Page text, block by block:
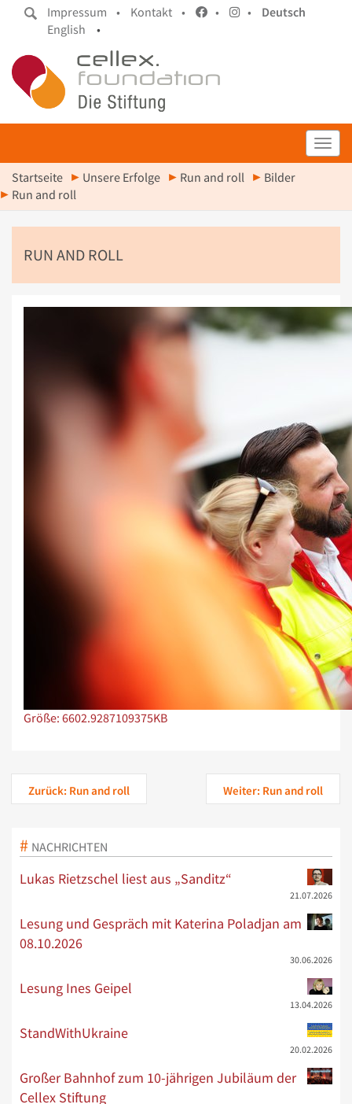
Impressum • Kontakt • • •
Deutsch
English
•
Startseite Unsere Erfolge Run and roll
Bilder
Run and roll
RUN AND ROLL
Zeige Bild in voller Größe…
Größe: 6602.9287109375KB
Zurück: Run and roll Weiter: Run and roll
NACHRICHTEN
Lukas Rietzschel liest aus „Sanditz“
21.07.2026
Lesung und Gespräch mit Katerina Poladjan am
08.10.2026
30.06.2026
Lesung Ines Geipel
13.04.2026
StandWithUkraine
20.02.2026
Großer Bahnhof zum 10-jährigen Jubiläum der
Cellex Stiftung